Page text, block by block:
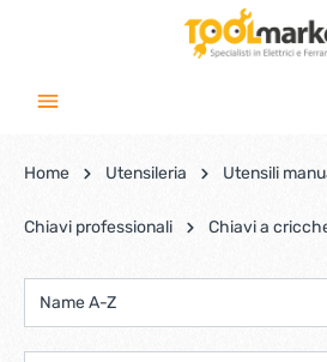
Home Utensileria Utensili
Chiavi professionali Chiavi a